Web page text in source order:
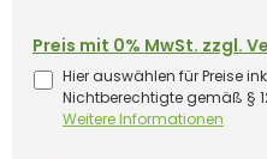
Preis mit 0% MwSt. zzgl.
Hier auswählen für Preise
Nichtberechtigte gemäß §
Weitere Informationen